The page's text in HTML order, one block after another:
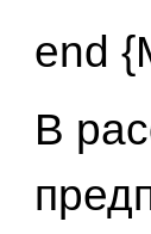
end
В